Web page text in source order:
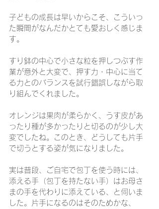
子どもの成長は早いからこそ、こういっ
た瞬間がなんだかとても愛おしく感じま
す。
すり鉢の中心で小さな粒を押しつぶす作
業が意外と大変で、押す力・中心に当て
る力とのバランスを試行錯誤しながら取
り組んでくれました。
オレンジは果肉が柔らかく、うす皮があ
ったり種が多かったりと切るのが少し大
変でしたね。このとき、どうしても片手
で切うとする姿が気になりました。
実は普段、ご自宅で包丁を使う時には、
添える手（包丁を持たない手）はお母さ
まの手を代わりに添えている、と伺いま
した。片手になるのはそのためかな、